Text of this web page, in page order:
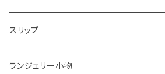
ショーツサイズが選べる ブラジャー＆ショ
2,000円以下ブラジャー＆ショーツセット
ストラップレスブラ
着瘦せブラ
ショーツすべて
ノーマル
スリップ
ランジェリー小物